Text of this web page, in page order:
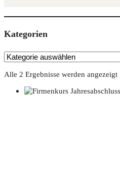
Kate­go­rien
Alle 2 Ergebnisse werden angezeigt